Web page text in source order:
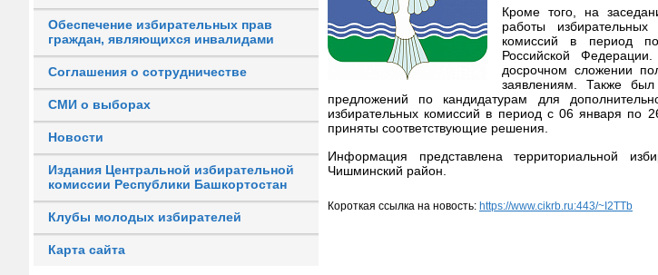
Обеспечение избирательных прав
граждан, являющихся инвалидами
Соглашения о сотрудничестве
СМИ о выборах
Новости
Издания Центральной избирательной
комиссии Республики Башкортостан
Клубы молодых избирателей
Карта сайта
Кроме того, на
работы
комиссий в период
Российской
досрочном сложении
заявлениям. Также
предложений по кандидатурам для
избирательных комиссий в период с 06 января по
приняты соответствующие решения.
Информация представлена территориальной
Чишминский район.
Короткая ссылка на новость: https://www.cikrb.ru:443/~I2TTb